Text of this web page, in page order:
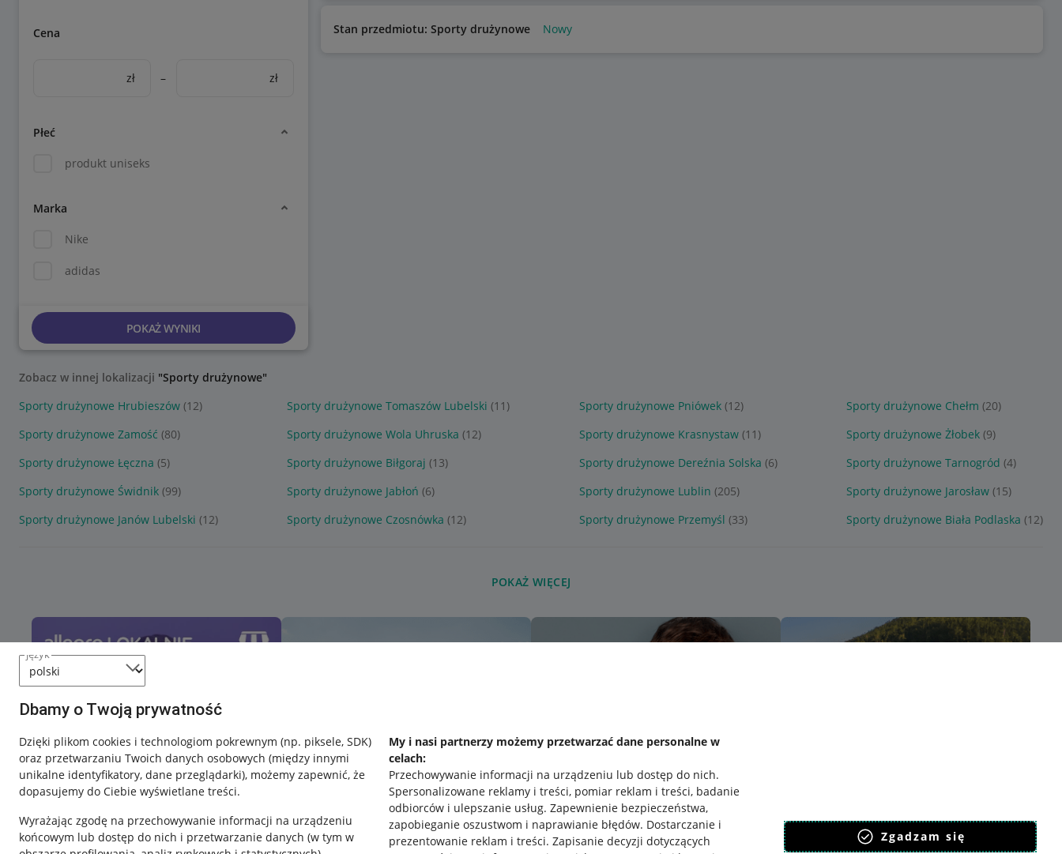
język
Dbamy o Twoją prywatność
Dzięki plikom cookies i technologiom pokrewnym (np. piksele, SDK)
oraz przetwarzaniu Twoich danych osobowych (między innymi
unikalne identyfikatory, dane przeglądarki), możemy zapewnić, że
dopasujemy do Ciebie wyświetlane treści.
Wyrażając zgodę na przechowywanie informacji na urządzeniu
końcowym lub dostęp do nich i przetwarzanie danych (w tym w
My i nasi partnerzy możemy przetwarzać dane personalne w
celach:
Przechowywanie informacji na urządzeniu lub dostęp do nich.
Spersonalizowane reklamy i treści, pomiar reklam i treści, badanie
odbiorców i ulepszanie usług. Zapewnienie bezpieczeństwa,
zapobieganie oszustwom i naprawianie błędów. Dostarczanie i
prezentowanie reklam i treści. Zapisanie decyzji dotyczących
Zgadzam się
Cena
zł – zł
Płeć
produkt uniseks
Marka
Nike
adidas
POKAŻ WYNIKI
Stan przedmiotu: Sporty drużynowe Nowy
Zobacz w innej lokalizacji "Sporty drużynowe"
Sporty drużynowe Hrubieszów (12) Sporty drużynowe Tomaszów Lubelski (11) Sporty drużynowe Pniówek (12) Sporty drużynowe Chełm (20)
Sporty drużynowe Zamość (80) Sporty drużynowe Wola Uhruska (12) Sporty drużynowe Krasnystaw (11) Sporty drużynowe Żłobek (9)
Sporty drużynowe Łęczna (5) Sporty drużynowe Biłgoraj (13) Sporty drużynowe Dereźnia Solska (6) Sporty drużynowe Tarnogród (4)
Sporty drużynowe Świdnik (99) Sporty drużynowe Jabłoń (6) Sporty drużynowe Lublin (205) Sporty drużynowe Jarosław (15)
Sporty drużynowe Janów Lubelski (12) Sporty drużynowe Czosnówka (12) Sporty drużynowe Przemyśl (33) Sporty drużynowe Biała Podlaska (12)
POKAŻ WIĘCEJ